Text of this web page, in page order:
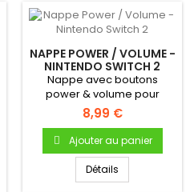
NAPPE POWER / VOLUME -
NINTENDO SWITCH 2
Nappe avec boutons
power & volume pour
Nintendo Switch 2 - Pièce
neuve...
8,99 €
Ajouter au panier
Détails